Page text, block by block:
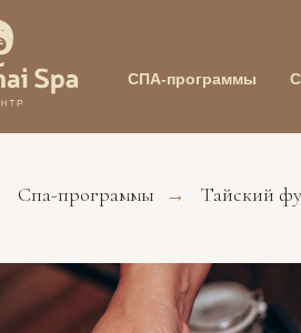
СПА-программы
Спа-программы → Тайский